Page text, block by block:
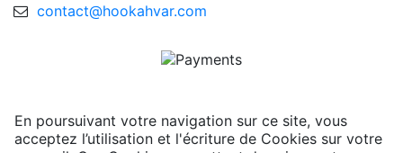
contact@hookahvar.com
En poursuivant votre navigation sur ce site, vous
acceptez l’utilisation et l'écriture de Cookies sur votre